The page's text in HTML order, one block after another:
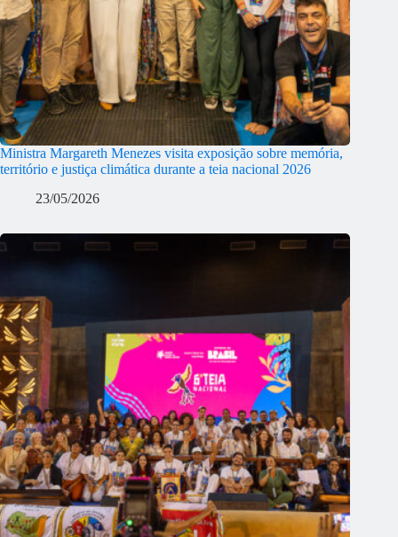
Ministra Margareth Menezes visita exposição sobre memória,
território e justiça climática durante a teia nacional 2026
23/05/2026